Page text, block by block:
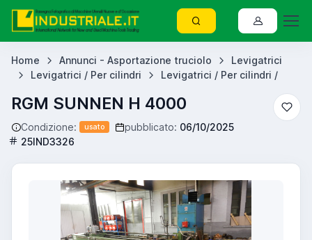
Home Annunci - Asportazione truciolo
Levigatrici
Levigatrici / Per cilindri
Levigatrici / Per cilindri /
RGM SUNNEN H 4000
Condizione: usato pubblicato: 06/10/2025
25IND3326